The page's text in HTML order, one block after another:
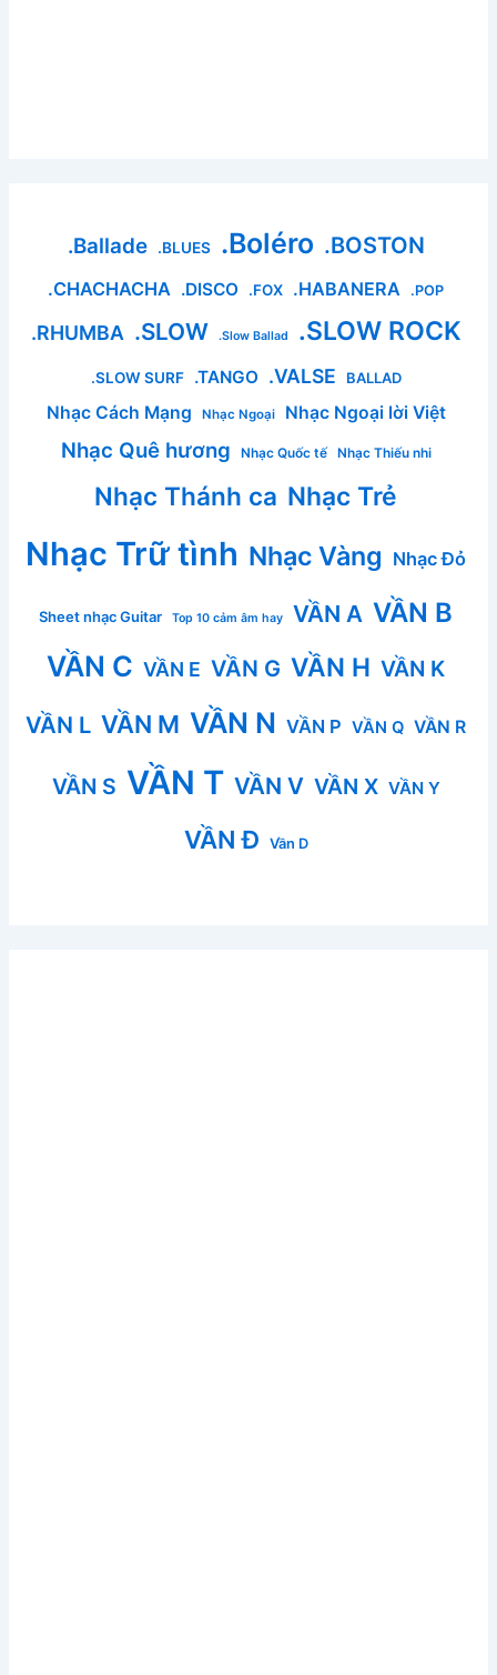
.Ballade .BLUES .Boléro .BOSTON
.CHACHACHA .DISCO .FOX .HABANERA .POP
.RHUMBA .SLOW .Slow Ballad .SLOW ROCK
.SLOW SURF .TANGO .VALSE BALLAD
Nhạc Cách Mạng Nhạc Ngoại Nhạc Ngoại lời Việt
Nhạc Quê hương Nhạc Quốc tế Nhạc Thiếu nhi
Nhạc Thánh ca Nhạc Trẻ
Nhạc Trữ tình Nhạc Vàng Nhạc Đỏ
Sheet nhạc Guitar Top 10 cảm âm hay VẦN A VẦN B
VẦN C VẦN E VẦN G VẦN H VẦN K
VẦN L VẦN M VẦN N VẦN P VẦN Q VẦN R
VẦN S VẦN T VẦN V VẦN X VẦN Y
VẦN Đ Vần D